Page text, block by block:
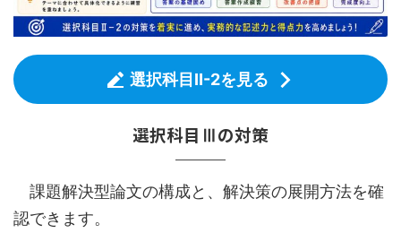
選択科目Ⅱ-2を見る
選択科目Ⅲの対策
課題解決型論文の構成と、解決策の展開方法を確
認できます。